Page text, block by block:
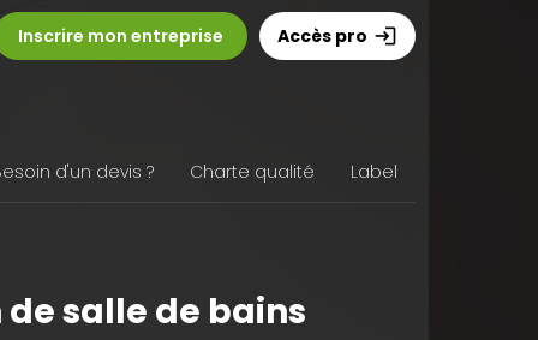
Inscrire mon entreprise Accès pro login
d'un devis ? Charte qualité Label
salle de bains